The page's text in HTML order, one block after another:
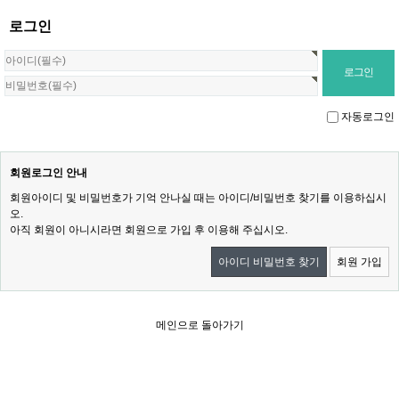
로그인
자동로그인
회원로그인 안내
회원아이디 및 비밀번호가 기억 안나실 때는 아이디/비밀번호 찾기를 이용하십시
오.
아직 회원이 아니시라면 회원으로 가입 후 이용해 주십시오.
아이디 비밀번호 찾기 회원 가입
메인으로 돌아가기